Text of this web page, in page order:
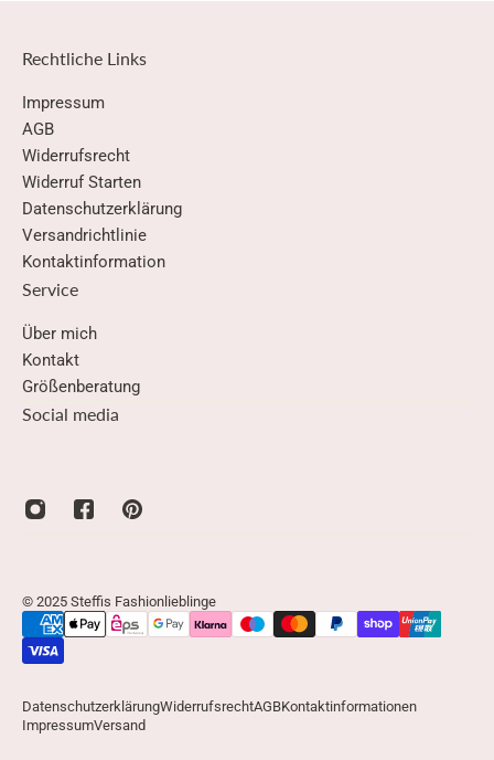
Rechtliche Links
Impressum
AGB
Widerrufsrecht
Widerruf Starten
Datenschutzerklärung
Versandrichtlinie
Kontaktinformation
Service
Über mich
Kontakt
Größenberatung
Social media
© 2025 Steffis Fashionlieblinge
DatenschutzerklärungWiderrufsrechtAGBKontaktinformationen
ImpressumVersand